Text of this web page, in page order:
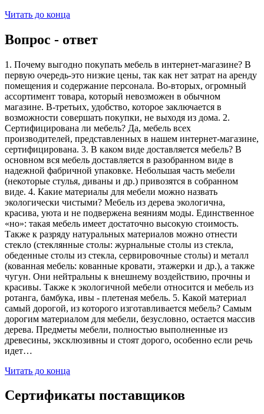
Читать до конца
Вопрос - ответ
1. Почему выгодно покупать мебель в интернет-магазине? В
первую очередь-это низкие цены, так как нет затрат на аренду
помещения и содержание персонала. Во-вторых, огромный
ассортимент товара, который невозможен в обычном
магазине. В-третьих, удобство, которое заключается в
возможности совершать покупки, не выходя из дома. 2.
Сертифицирована ли мебель? Да, мебель всех
производителей, представленных в нашем интернет-магазине,
сертифицирована. 3. В каком виде доставляется мебель? В
основном вся мебель доставляется в разобранном виде в
надежной фабричной упаковке. Небольшая часть мебели
(некоторые стулья, диваны и др.) привозятся в собранном
виде. 4. Какие материалы для мебели можно назвать
экологически чистыми? Мебель из дерева экологична,
красива, уюта и не подвержена веяниям моды. Единственное
«но»: такая мебель имеет достаточно высокую стоимость.
Также к разряду натуральных материалов можно отнести
стекло (стеклянные столы: журнальные столы из стекла,
обеденные столы из стекла, сервировочные столы) и металл
(кованная мебель: кованные кровати, этажерки и др.), а также
чугун. Они нейтральны к внешнему воздействию, прочны и
красивы. Также к экологичной мебели относится и мебель из
ротанга, бамбука, ивы - плетеная мебель. 5. Какой материал
самый дорогой, из которого изготавливается мебель? Самым
дорогим материалом для мебели, безусловно, остается массив
дерева. Предметы мебели, полностью выполненные из
древесины, эксклюзивны и стоят дорого, особенно если речь
идет…
Читать до конца
Сертификаты поставщиков